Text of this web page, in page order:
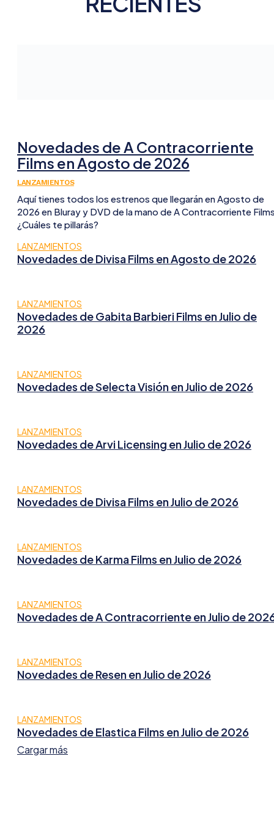
Novedades de A Contracorriente
Films en Agosto de 2026
LANZAMIENTOS
Aquí tienes todos los estrenos que llegarán en Agosto de
2026 en Bluray y DVD de la mano de A Contracorriente
¿Cuáles te pillarás?
LANZAMIENTOS
Novedades de Divisa Films en Agosto de 2026
LANZAMIENTOS
Novedades de Gabita Barbieri Films en Julio de
2026
LANZAMIENTOS
Novedades de Selecta Visión en Julio de 2026
LANZAMIENTOS
Novedades de Arvi Licensing en Julio de 2026
LANZAMIENTOS
Novedades de Divisa Films en Julio de 2026
LANZAMIENTOS
Novedades de Karma Films en Julio de 2026
LANZAMIENTOS
Novedades de A Contracorriente en Julio de
LANZAMIENTOS
Novedades de Resen en Julio de 2026
LANZAMIENTOS
Novedades de Elastica Films en Julio de 2026
Cargar más